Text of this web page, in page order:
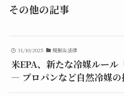
その他の記事
31/10/2025 規制＆法律
米EPA、新たな冷媒ルール
― プロパンなど自然冷媒の